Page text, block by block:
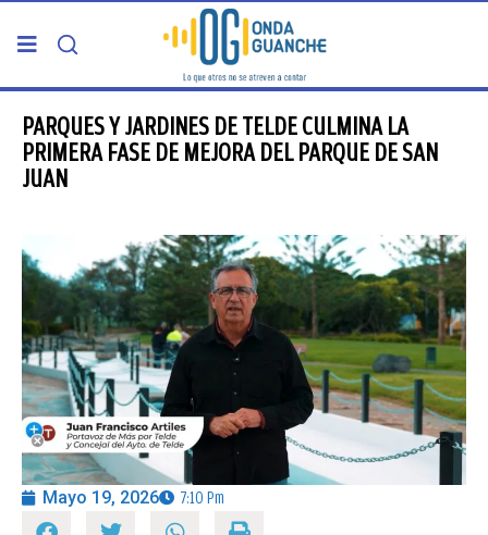
PORTADA
TELDE
CANARIAS
5ª COLUMNA
CARTAS DEL DIRECTOR
ENTREVISTAS
PARQUES Y JARDINES DE TELDE CULMINA LA
PRIMERA FASE DE MEJORA DEL PARQUE DE SAN
JUAN
Mayo 19, 2026 7:10 Pm